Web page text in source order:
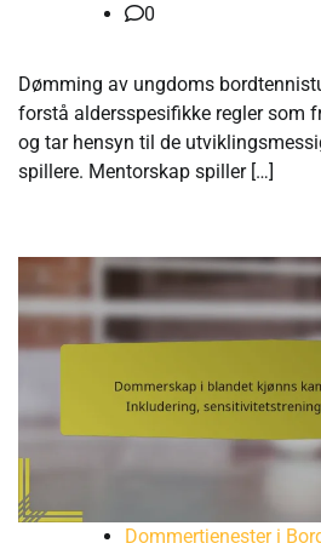
0
Dømming av ungdoms
forstå aldersspesifikke regler som
og tar hensyn til de
spillere. Mentorskap spiller […]
Dommertjenester i